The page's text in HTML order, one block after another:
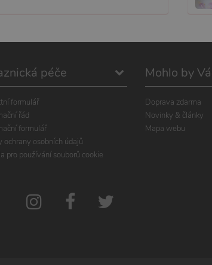
péče
formulář
řád
formulář
ochrany osobních údajů
pro používání souborů cookie
Mohlo by
Doprava zdarma
Novinky & články
Mapa webu